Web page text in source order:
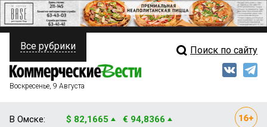
ПОЛИТИКА
ФИНАНСЫ
Свежий выпуск
Все рубрики Поиск по сайту
Воскресенье, 9 Августа
В Омске: $ 82,1665 € 94,8366